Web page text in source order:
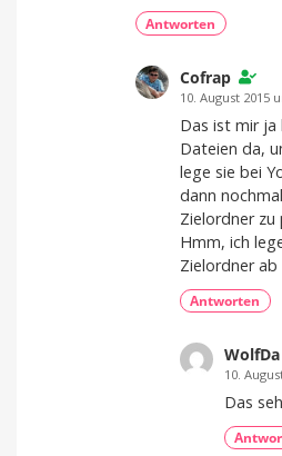
Antworten
Cofrap
10. August 2015
Das ist mir ja
Dateien da,
lege sie bei
dann
Zielordner zu
Hmm, ich
Zielordner ab
Antworten
WolfDa
10.
Das